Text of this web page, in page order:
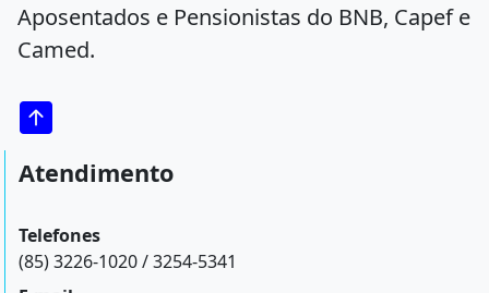
Aposentados e Pensionistas do BNB, Capef e
Camed.
Atendimento
Telefones
(85) 3226-1020 / 3254-5341